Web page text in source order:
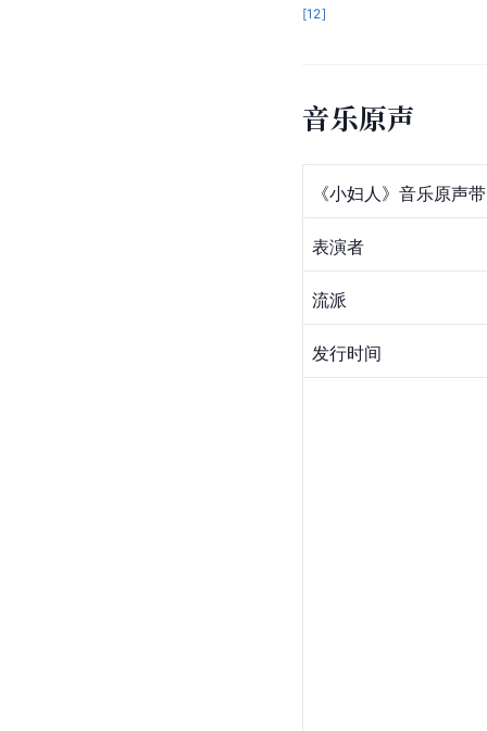
[12]
音乐原声
《小妇人》音乐原声
表演者
流派
发行时间